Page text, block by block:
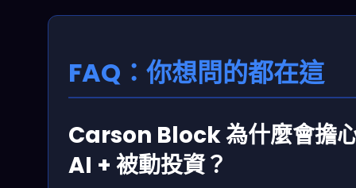
FAQ：你想問的都在這
Carson Block 為什麼會擔
AI + 被動投資？